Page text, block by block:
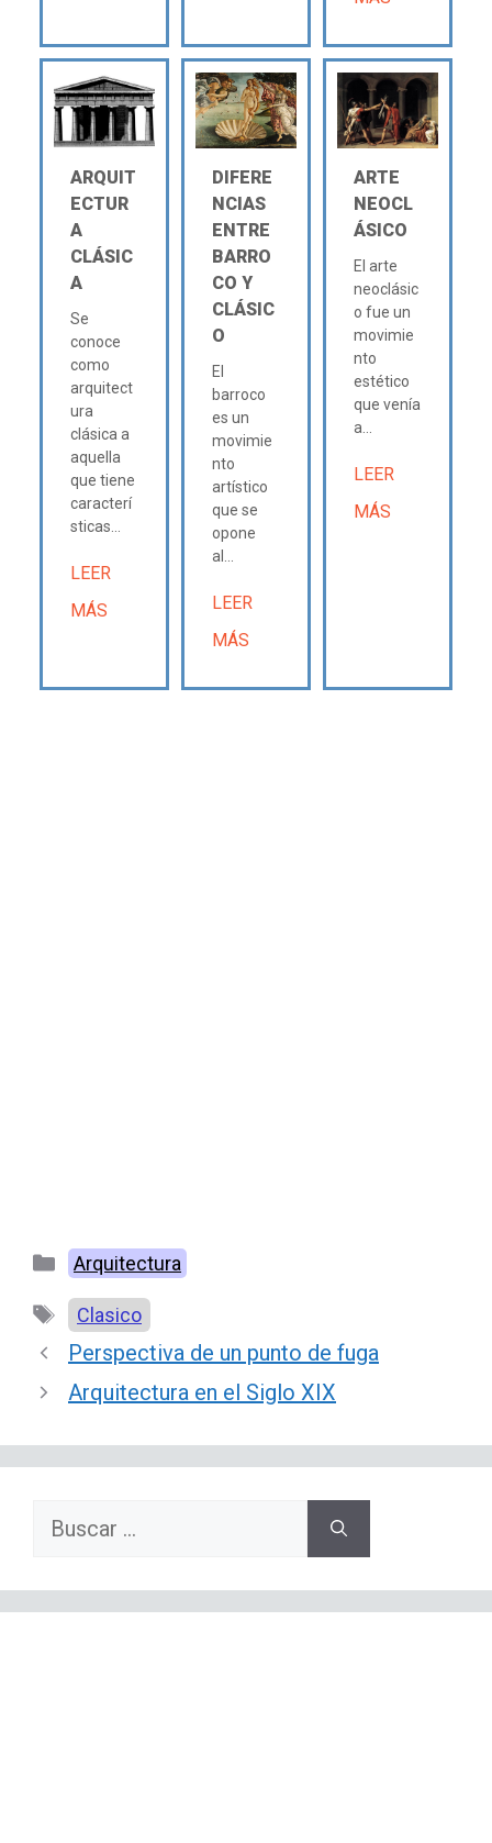
ARQUIT
ECTUR
A
CLÁSIC
A
Se
conoce
como
arquitect
ura
clásica a
aquella
que tiene
caracterí
sticas...
LEER
MÁS
DIFERE
NCIAS
ENTRE
BARRO
CO Y
CLÁSIC
O
El
barroco
es un
movimie
nto
artístico
que se
opone
al...
LEER
MÁS
ARTE
NEOCL
ÁSICO
El arte
neoclásic
o fue un
movimie
nto
estético
que venía
a...
LEER
MÁS
Categorías
Arquitectura
Etiquetas
Clasico
Perspectiva de un punto de fuga
Arquitectura en el Siglo XIX
Buscar: